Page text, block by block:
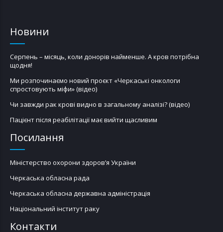
Новини
Серпень – місяць, коли донорів найменше. А кров потрібна
щодня!
Ми розпочинаємо новий проєкт «Черкаські онкологи
спростовують міфи» (відео)
Чи завжди рак крові видно в загальному аналізі? (відео)
Пацієнт після реабілітації має вийти щасливим
Посилання
Міністерство охорони здоров’я України
Черкаська обласна рада
Черкаська обласна державна адміністрація
Національний інститут раку
Контакти